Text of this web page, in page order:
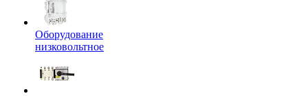
Оборудование
низковольтное